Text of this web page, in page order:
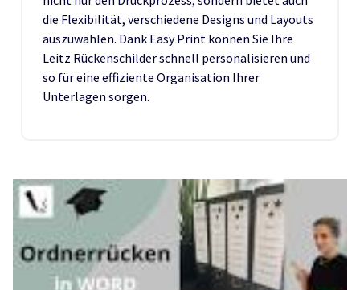
die Flexibilität, verschiedene Designs und Layouts
auszuwählen. Dank Easy Print können Sie Ihre
Leitz Rückenschilder schnell personalisieren und
so für eine effiziente Organisation Ihrer
Unterlagen sorgen.